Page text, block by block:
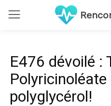
E476 dévoilé :
Polyricinoléate
polyglycérol!